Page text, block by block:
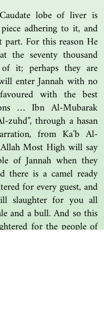
lobe of liver is
adhering to it, and
For this reason He
the seventy thousand
it; perhaps they are
enter Jannah with no
with the best
… Ibn Al-Mubarak
zuhd”, through a hasan
from Ka’b Al-
Most High will say
of Jannah when they
there is a camel ready
for every guest, and
slaughter for you all
and a bull. And so this
for the people of